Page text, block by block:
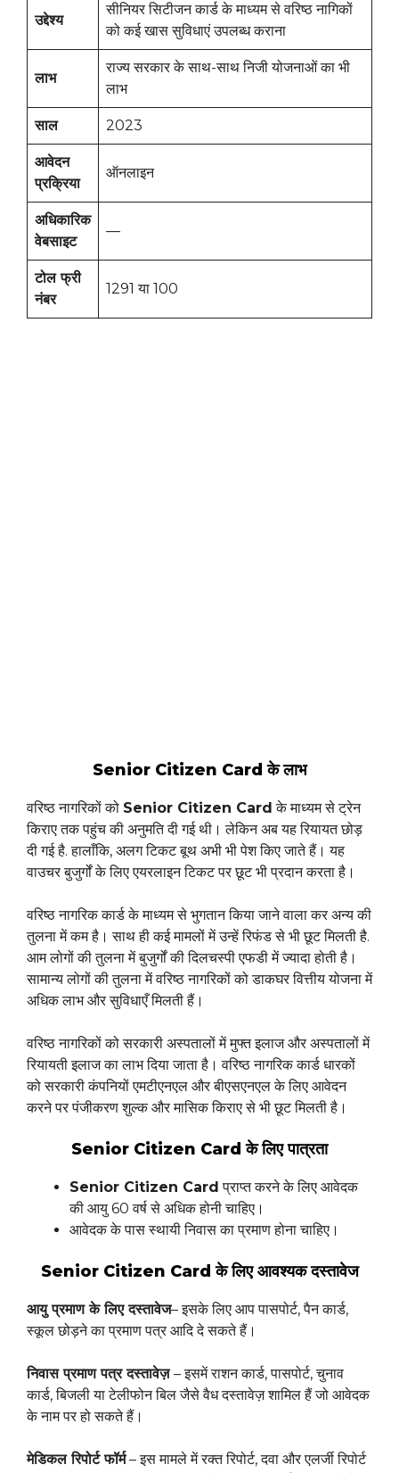
उद्देश्य
सीनियर सिटीजन कार्ड के माध्यम से वरिष्ठ नागिकों
को कई खास सुविधाएं उपलब्ध कराना
लाभ
राज्य सरकार के साथ-साथ निजी योजनाओं का भी
लाभ
साल 2023
आवेदन
प्रक्रिया
ऑनलाइन
अधिकारिक
वेबसाइट
—
टोल फ्री
नंबर
1291 या 100
Senior Citizen Card के लाभ
वरिष्ठ नागरिकों को Senior Citizen Card के माध्यम से ट्रेन
किराए तक पहुंच की अनुमति दी गई थी। लेकिन अब यह रियायत छोड़
दी गई है. हालाँकि, अलग टिकट बूथ अभी भी पेश किए जाते हैं। यह
वाउचर बुजुर्गों के लिए एयरलाइन टिकट पर छूट भी प्रदान करता है।
वरिष्ठ नागरिक कार्ड के माध्यम से भुगतान किया जाने वाला कर अन्य की
तुलना में कम है। साथ ही कई मामलों में उन्हें रिफंड से भी छूट मिलती है.
आम लोगों की तुलना में बुजुर्गों की दिलचस्पी एफडी में ज्यादा होती है।
सामान्य लोगों की तुलना में वरिष्ठ नागरिकों को डाकघर वित्तीय योजना में
अधिक लाभ और सुविधाएँ मिलती हैं।
वरिष्ठ नागरिकों को सरकारी अस्पतालों में मुफ्त इलाज और अस्पतालों में
रियायती इलाज का लाभ दिया जाता है। वरिष्ठ नागरिक कार्ड धारकों
को सरकारी कंपनियों एमटीएनएल और बीएसएनएल के लिए आवेदन
करने पर पंजीकरण शुल्क और मासिक किराए से भी छूट मिलती है।
Senior Citizen Card के लिए पात्रता
Senior Citizen Card प्राप्त करने के लिए आवेदक
की आयु 60 वर्ष से अधिक होनी चाहिए।
आवेदक के पास स्थायी निवास का प्रमाण होना चाहिए।
Senior Citizen Card के लिए आवश्यक दस्तावेज
आयु प्रमाण के लिए दस्तावेज– इसके लिए आप पासपोर्ट, पैन कार्ड,
स्कूल छोड़ने का प्रमाण पत्र आदि दे सकते हैं।
निवास प्रमाण पत्र दस्तावेज़ – इसमें राशन कार्ड, पासपोर्ट, चुनाव
कार्ड, बिजली या टेलीफोन बिल जैसे वैध दस्तावेज़ शामिल हैं जो आवेदक
के नाम पर हो सकते हैं।
मेडिकल रिपोर्ट फॉर्म– इस मामले में रक्त रिपोर्ट, दवा और एलर्जी रिपोर्ट